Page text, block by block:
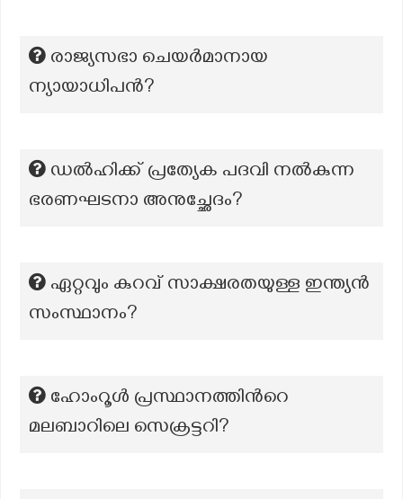
രാജ്യസഭാ ചെയർമാനായ
ന്യായാധിപൻ?
ഡൽഹിക്ക് പ്രത്യേക പദവി നൽകുന്ന
ഭരണഘടനാ അനുച്ഛേദം?
ഏറ്റവും കുറവ് സാക്ഷരതയുള്ള ഇന്ത്യൻ
സംസ്ഥാനം?
ഹോംറൂള്‍ പ്രസ്ഥാനത്തിന്‍റെ
മലബാറിലെ സെക്രട്ടറി?